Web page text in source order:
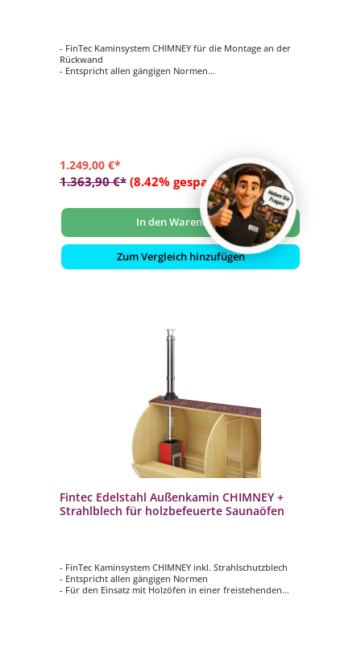
- FinTec Kaminsystem CHIMNEY für die Montage an der
Rückwand
- Entspricht allen gängigen Normen
1.249,00 €*
1.363,90 €* (8.42% gespart)
In den Warenkorb
Zum Vergleich hinzufügen
Fintec Edelstahl Außenkamin CHIMNEY +
Strahlblech für holzbefeuerte Saunaöfen
- FinTec Kaminsystem CHIMNEY inkl. Strahlschutzblech
- Entspricht allen gängigen Normen
- Für den Einsatz mit Holzöfen in einer freistehenden